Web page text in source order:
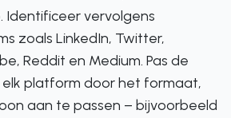
Identificeer vervolgens
zoals LinkedIn, Twitter,
Reddit en Medium. Pas de
platform door het formaat,
aan te passen – bijvoorbeeld